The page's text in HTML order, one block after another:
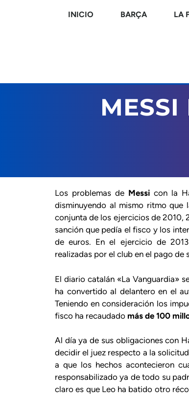
INICIO BARÇA LA
Los problemas de Messi con la
disminuyendo al mismo ritmo que
conjunta de los ejercicios de 2010,
sanción que pedía el fisco y los
de euros. En el ejercicio de
realizadas por el club en el pago de
El diario catalán «La Vanguardia»
ha convertido al delantero en el
Teniendo en consideración los
fisco ha recaudado más de 100
Al día ya de sus obligaciones con
decidir el juez respecto a la
a que los hechos acontecieron
responsabilizado ya de todo su
claro es que Leo ha batido otro